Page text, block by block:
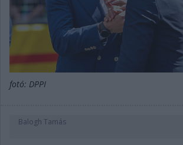
fotó: DPPI
Balogh Tamás